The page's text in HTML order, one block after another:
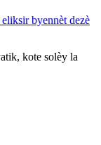
byennèt dezè
kote solèy la